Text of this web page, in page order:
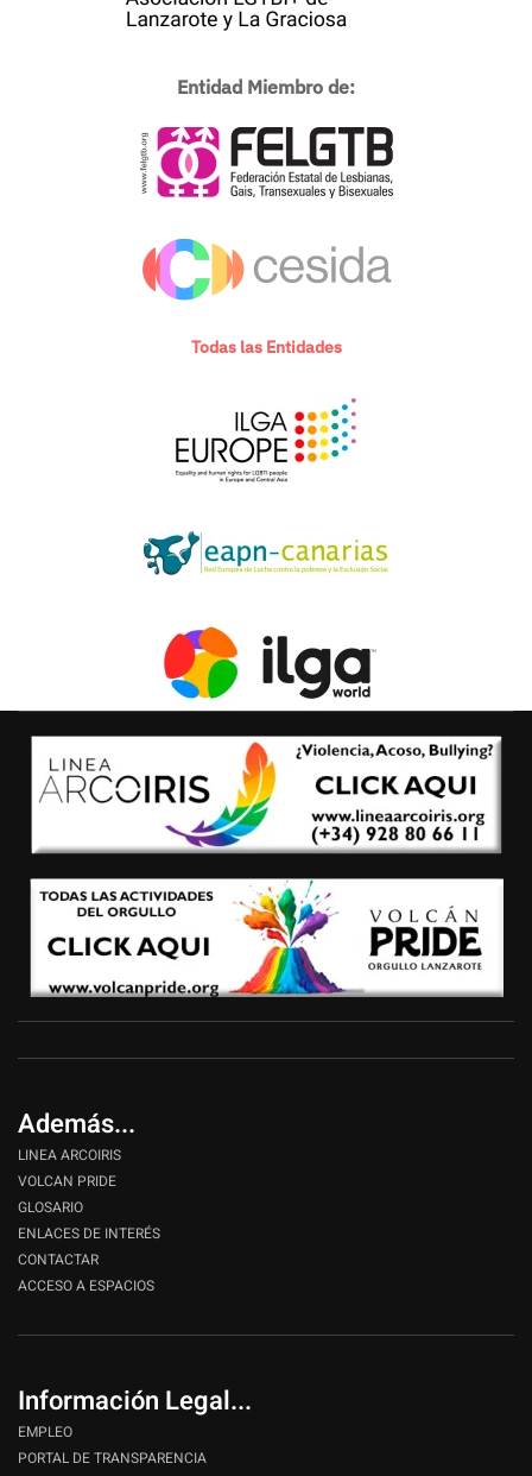
Entidad Miembro de:
Todas las Entidades
Además...
LINEA ARCOIRIS
VOLCAN PRIDE
GLOSARIO
ENLACES DE INTERÉS
CONTACTAR
ACCESO A ESPACIOS
Información Legal...
EMPLEO
PORTAL DE TRANSPARENCIA